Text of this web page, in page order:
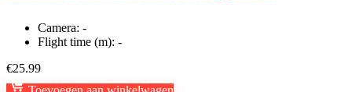
Camera: -
Flight time (m): -
€25.99